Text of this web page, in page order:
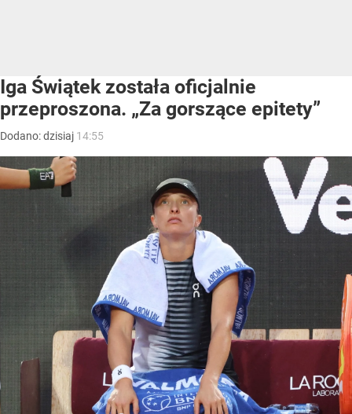
Iga Świątek została oficjalnie
przeproszona. „Za gorszące epitety”
Dodano:dzisiaj 14:55